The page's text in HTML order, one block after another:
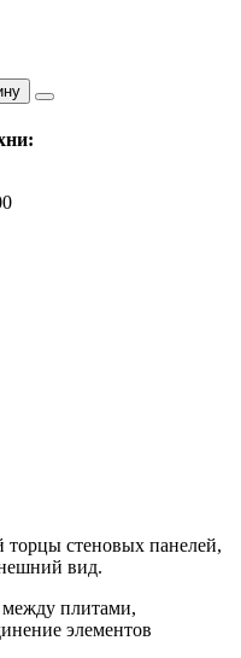
стеновых панелей,
вид.
между плитами,
элементов